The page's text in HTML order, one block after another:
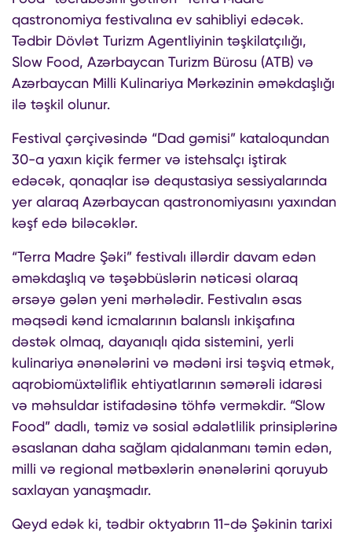
qastronomiya festivalına ev sahibliyi edəcək.
Tədbir Dövlət Turizm Agentliyinin təşkilatçılığı,
Slow Food, Azərbaycan Turizm Bürosu (ATB) və
Azərbaycan Milli Kulinariya Mərkəzinin əməkdaşlığı
ilə təşkil olunur.
Festival çərçivəsində “Dad gəmisi” kataloqundan
30-a yaxın kiçik fermer və istehsalçı iştirak
edəcək, qonaqlar isə dequstasiya sessiyalarında
yer alaraq Azərbaycan qastronomiyasını yaxından
kəşf edə biləcəklər.
“Terra Madre Şəki” festivalı illərdir davam edən
əməkdaşlıq və təşəbbüslərin nəticəsi olaraq
ərsəyə gələn yeni mərhələdir. Festivalın əsas
məqsədi kənd icmalarının balanslı inkişafına
dəstək olmaq, dayanıqlı qida sistemini, yerli
kulinariya ənənələrini və mədəni irsi təşviq etmək,
aqrobiomüxtəliflik ehtiyatlarının səmərəli idarəsi
və məhsuldar istifadəsinə töhfə verməkdir. “Slow
Food” dadlı, təmiz və sosial ədalətlilik prinsiplərinə
əsaslanan daha sağlam qidalanmanı təmin edən,
milli və regional mətbəxlərin ənənələrini qoruyub
saxlayan yanaşmadır.
Qeyd edək ki, tədbir oktyabrın 11-də Şəkinin tarixi